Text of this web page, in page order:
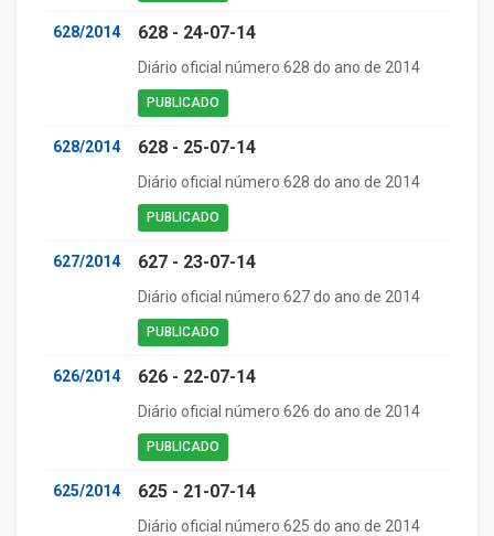
628/2014 628 - 24-07-14
Diário oficial número 628 do ano de 2014
PUBLICADO
628/2014 628 - 25-07-14
Diário oficial número 628 do ano de 2014
PUBLICADO
627/2014 627 - 23-07-14
Diário oficial número 627 do ano de 2014
PUBLICADO
626/2014 626 - 22-07-14
Diário oficial número 626 do ano de 2014
PUBLICADO
625/2014 625 - 21-07-14
Diário oficial número 625 do ano de 2014